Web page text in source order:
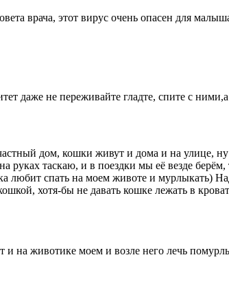
врача, этот вирус очень опасен для
даже не переживайте гладте, спите с
дом, кошки живут и дома и на улице,
таскаю, и в поездки мы её везде берём,
любит спать на моем животе и мурлыкать)
хотя-бы не давать кошке лежать в
на животике моем и возле него лечь